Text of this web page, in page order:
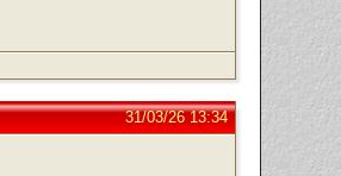
31/03/26 13:34